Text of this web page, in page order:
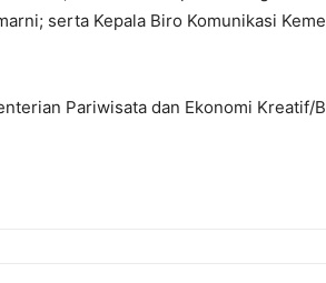
serta Kepala Biro Komunikasi
Pariwisata dan Ekonomi Kreatif/